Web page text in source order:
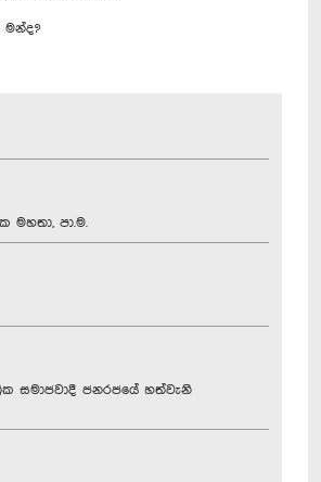
මහතා, පා.ම.
සමාජවාදී ජනරජයේ හත්වැනි